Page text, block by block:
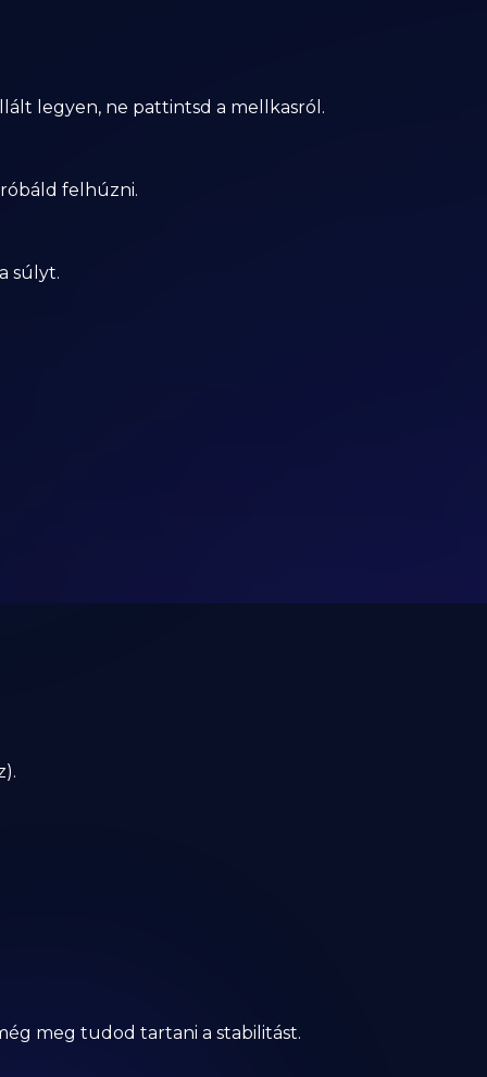
legyen, ne pattintsd a mellkasról.
felhúzni.
súlyt.
meg tudod tartani a stabilitást.